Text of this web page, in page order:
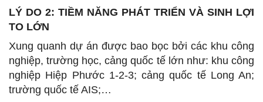
LÝ DO 2: TIỀM NĂNG PHÁT TRIỂN VÀ SINH LỢI
TO LỚN
Xung quanh dự án được bao bọc bởi các khu công
nghiệp, trường học, cảng quốc tế lớn như: khu công
nghiệp Hiệp Phước 1-2-3; cảng quốc tế Long An;
trường quốc tế AIS;…